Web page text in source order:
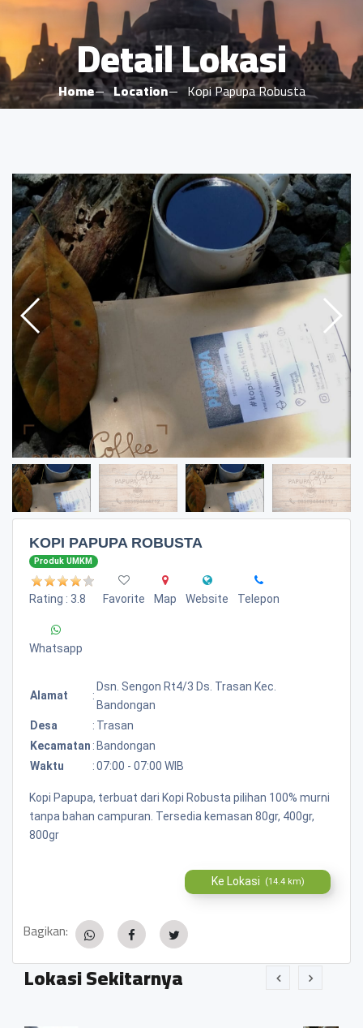
Detail Lokasi
Home Location Kopi Papupa Robusta
KOPI PAPUPA ROBUSTA
Produk UMKM
Rating : 3.8 Favorite Map Website Telepon
Whatsapp
Alamat :
Dsn. Sengon Rt4/3 Ds. Trasan Kec.
Bandongan
Desa
: Trasan
Kecamatan : Bandongan
Waktu
:07:00 - 07:00 WIB
Kopi Papupa, terbuat dari Kopi Robusta pilihan 100% murni
tanpa bahan campuran. Tersedia kemasan 80gr, 400gr,
800gr
Ke Lokasi (14.4 km)
Bagikan:
Lokasi Sekitarnya